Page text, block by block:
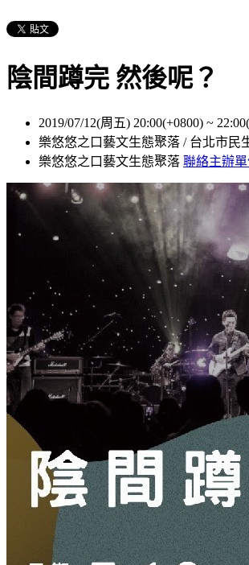
陰間蹲完 然後呢？
2019/07/12(周五) 20:00(+0800) ~
樂悠悠之口藝文生態聚落 / 台北市民
樂悠悠之口藝文生態聚落 聯絡主辦單